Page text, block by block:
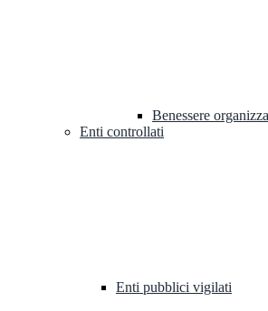
Benessere
Enti controllati
Enti pubblici vigilati